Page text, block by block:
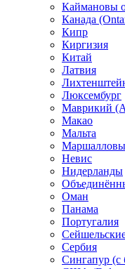
Каймановы
Канада
Кипр
Киргизия
Китай
Латвия
Люксембург
Маврикий
Макао
Мальта
Маршалловы
Нeвис
Нидерланды
Оман
Панама
Португалия
Сербия
Сингапур (c